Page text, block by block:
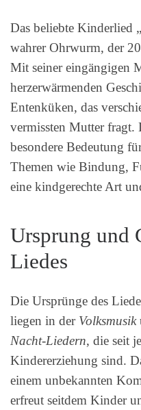
Das beliebte Kinderlied
wahrer Ohrwurm, der
Mit seiner eingängigen
herzerwärmenden
Entenküken, das
vermissten Mutter fragt.
besondere Bedeutung
Themen wie Bindung,
eine kindgerechte Art
Ursprung und
Liedes
Die Ursprünge des
liegen in der Volksmusik
Nacht-Liedern, die seit
Kindererziehung sind.
einem unbekannten
erfreut seitdem Kinder